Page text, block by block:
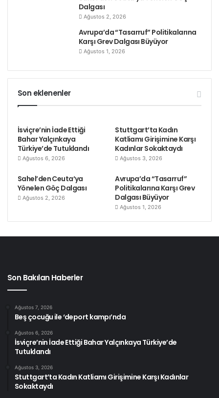
1989 yılından bu yana ülke çapında ilk kez yapılan
sağlık çalışanı katıldı.
rahatsızlıklarını dile getirdi.
kötü çalışma koşulları, düşük ücretler ve eğitim
bütçesinde yıllardır yapılan kesintilere karşı,
hemşirelerden sonra greve çıktı.
Etiketler hemşireler grevi
liberal hükümet
öğretmenler grevi
yeni zelanda
Dalgası
Ağustos 2, 2026
Avrupa’da “Tasarruf” Politikalarına
Karşı Grev Dalgası Büyüyor
Ağustos 1, 2026
Son eklenenler
İsviçre’nin İade Ettiği
Bahar Yalçınkaya
Türkiye’de Tutuklandı
Ağustos 6, 2026
Stuttgart’ta Kadın
Katliamı Girişimine Karşı
Kadınlar Sokaktaydı
Ağustos 3, 2026
Sahel’den Ceuta’ya
Yönelen Göç Dalgası
Ağustos 2, 2026
Avrupa’da “Tasarruf”
Politikalarına Karşı Grev
Dalgası Büyüyor
Ağustos 1, 2026
Son Bakılan Haberler
Ağustos 7, 2026
Beş çocuğu ile ‘deport kampı’nda
Ağustos 6, 2026
İsviçre’nin İade Ettiği Bahar Yalçınkaya Türkiye’de
Tutuklandı
Ağustos 3, 2026
Stuttgart’ta Kadın Katliamı Girişimine Karşı Kadınlar
Sokaktaydı